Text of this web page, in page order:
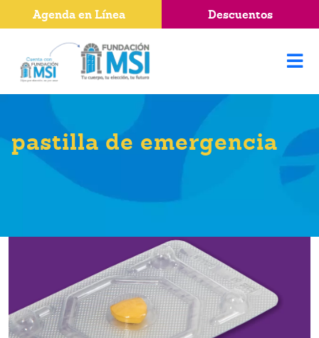
pastilla de emergencia
Agenda en Línea Descuentos